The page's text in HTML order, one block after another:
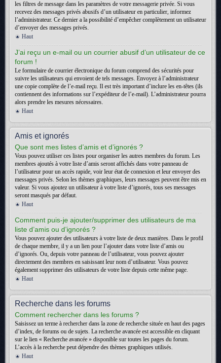
les filtres de message dans les paramètres de votre messagerie privée. Si vous
recevez des messages privés abusifs d’un utilisateur en particulier, informez
l’administrateur. Ce dernier a la possibilité d’empêcher complètement un utilisateur
d’envoyer des messages privés.
Haut
J’ai reçu un e-mail ou un courrier abusif d’un utilisateur de ce
forum !
Le formulaire de courrier électronique du forum comprend des sécurités pour
suivre les utilisateurs qui envoient de tels messages. Envoyez à l’administrateur
une copie complète de l’e-mail reçu. Il est très important d’inclure les en-têtes (ils
contiennent des informations sur l’expéditeur de l’e-mail). L’administrateur pourra
alors prendre les mesures nécessaires.
Haut
Amis et ignorés
Que sont mes listes d’amis et d’ignorés ?
Vous pouvez utiliser ces listes pour organiser les autres membres du forum. Les
membres ajoutés à votre liste d’amis seront affichés dans votre panneau de
l’utilisateur pour un accès rapide, voir leur état de connexion et leur envoyer des
messages privés. Selon les thèmes graphiques, leurs messages peuvent être mis en
valeur. Si vous ajoutez un utilisateur à votre liste d’ignorés, tous ses messages
seront masqués par défaut.
Haut
Comment puis-je ajouter/supprimer des utilisateurs de ma
liste d’amis ou d’ignorés ?
Vous pouvez ajouter des utilisateurs à votre liste de deux manières. Dans le profil
de chaque membre, il y a un lien pour l’ajouter dans votre liste d’amis ou
d’ignorés. Ou, depuis votre panneau de l’utilisateur, vous pouvez ajouter
directement des membres en saisissant leur nom d’utilisateur. Vous pouvez
également supprimer des utilisateurs de votre liste depuis cette même page.
Haut
Recherche dans les forums
Comment rechercher dans les forums ?
Saisissez un terme à rechercher dans la zone de recherche située en haut des pages
d’index, de forums ou de sujets. La recherche avancée est accessible en cliquant
sur le lien « Recherche avancée » disponible sur toutes les pages du forum.
L’accès à la recherche peut dépendre des thèmes graphiques utilisés.
Haut